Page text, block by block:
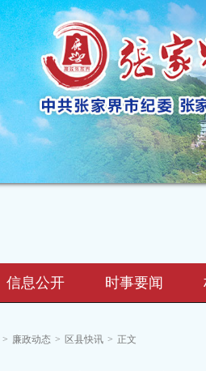
信息公开 时事要闻
> 廉政动态 > 区县快讯 > 正文